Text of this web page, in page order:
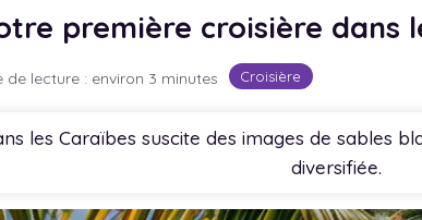
Croisière
première croisière dans
de lecture : environ 3 minutes
les Caraïbes suscite des images de sables
diversifiée.